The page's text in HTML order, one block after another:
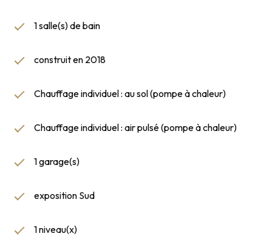
1 salle(s) de bain
construit en 2018
Chauffage individuel : au sol (pompe à chaleur)
Chauffage individuel : air pulsé (pompe à chaleur)
1 garage(s)
exposition Sud
1 niveau(x)